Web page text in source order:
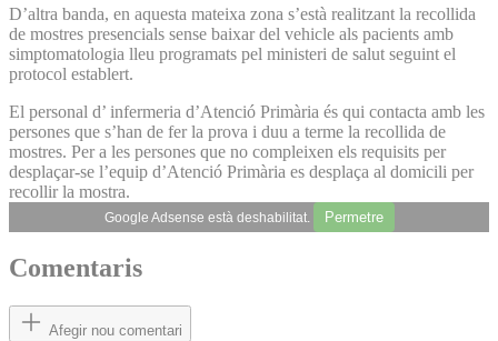
D’altra banda, en aquesta mateixa zona s’està realitzant la recollida
de mostres presencials sense baixar del vehicle als pacients amb
simptomatologia lleu programats pel ministeri de salut seguint el
protocol establert.
El personal d’ infermeria d’Atenció Primària és qui contacta amb les
persones que s’han de fer la prova i duu a terme la recollida de
mostres. Per a les persones que no compleixen els requisits per
desplaçar-se l’equip d’Atenció Primària es desplaça al domicili per
recollir la mostra.
Google Adsense està deshabilitat. Permetre
Comentaris
Afegir nou comentari